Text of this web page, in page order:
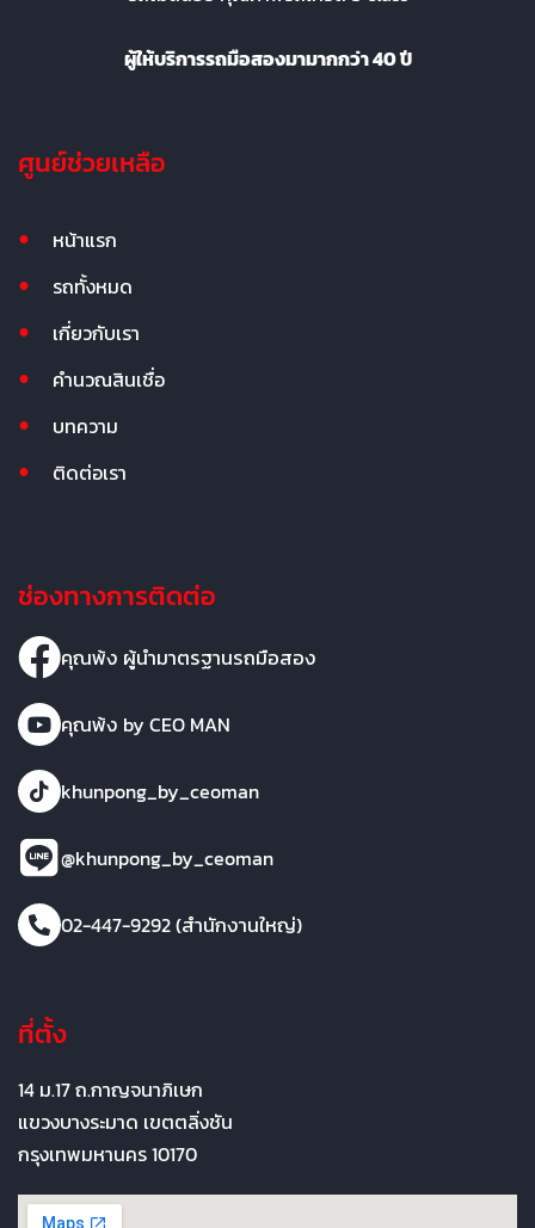
ผู้ให้บริการรถมือสองมามากกว่า 40 ปี
ศูนย์ช่วยเหลือ
หน้าแรก
รถทั้งหมด
เกี่ยวกับเรา
คำนวณสินเชื่อ
บทความ
ติดต่อเรา
ช่องทางการติดต่อ
คุณพ้ง ผู้นำมาตรฐานรถมือสอง
คุณพ้ง by CEO MAN
khunpong_by_ceoman
@khunpong_by_ceoman
02-447-9292 (สำนักงานใหญ่)
ที่ตั้ง
14 ม.17 ถ.กาญจนาภิเษก
แขวงบางระมาด เขตตลิ่งชัน
กรุงเทพมหานคร 10170